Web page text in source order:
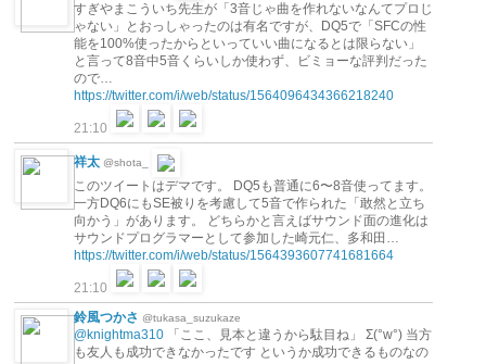
すぎやまこういち先生が「3音じゃ曲を作れないなんてプロじ
ゃない」とおっしゃったのは有名ですが、DQ5で「SFCの性
能を100%使ったからといっていい曲になるとは限らない」
と言って8音中5音くらいしか使わず、ビミョーな評判だった
ので…
https://twitter.com/i/web/status/1564096434366218240
21:10
祥太 @shota_
このツイートはデマです。 DQ5も普通に6〜8音使ってます。
一方DQ6にもSE被りを考慮して5音で作られた「敢然と立ち
向かう」があります。 どちらかと言えばサウンド面の進化は
サウンドプログラマーとして参加した崎元仁、多和田…
https://twitter.com/i/web/status/1564393607741681664
21:10
鈴風つかさ @tukasa_suzukaze
@knightma310 「ここ、見本と違うから駄目ね」 Σ(°w°) 当方
も友人も成功できなかったです というか成功できるものなの